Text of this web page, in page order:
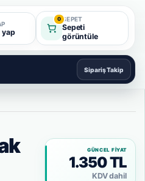
yap
0 SEPET
Sepeti
görüntüle
Sipariş Takip
GÜNCEL FIYAT
1.350 TL
KDV dahil